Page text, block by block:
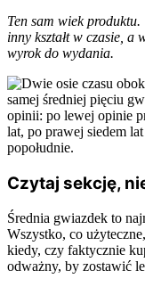
Ten sam wiek
inny kształt w czasie, a
wyrok do wydania.
Czytaj sekcję,
Średnia gwiazdek to
Wszystko, co
kiedy, czy faktycznie
odważny, by zostawić